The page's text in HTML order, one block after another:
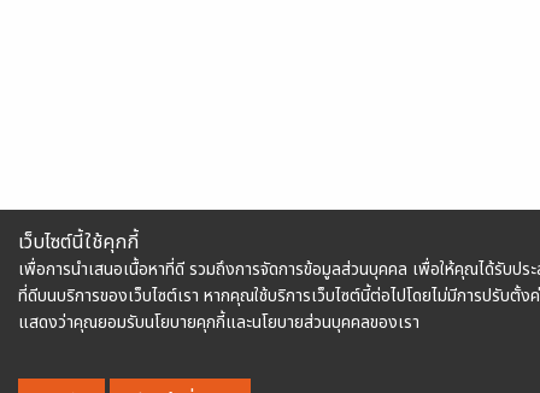
เว็บไซต์นี้ใช้คุกกี้
เพื่อการนำเสนอเนื้อหาที่ดี รวมถึงการจัดการข้อมูลส่วนบุคคล เพื่อให้คุณได้รับปร
ที่ดีบนบริการของเว็บไซต์เรา หากคุณใช้บริการเว็บไซต์นี้ต่อไปโดยไม่มีการปรับตั้ง
แสดงว่าคุณยอมรับนโยบายคุกกี้และนโยบายส่วนบุคคลของเรา